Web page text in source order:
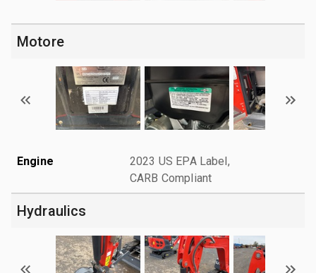
Motore
Engine
2023 US EPA Label,
CARB Compliant
Hydraulics